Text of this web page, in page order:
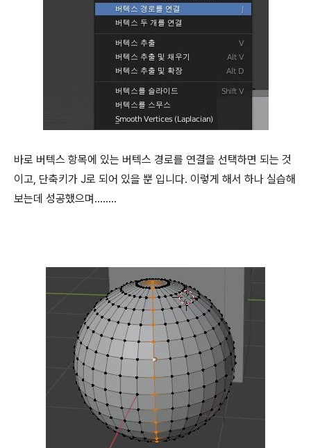
바로 버텍스 항목에 있는 버텍스 경로를 연결을 선택하면 되는 것
이고, 단축키가 J로 되어 있을 뿐 입니다. 이렇게 해서 하나 실습해
보는데 성공했으며........